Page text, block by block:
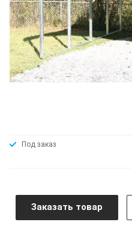
Под заказ
Заказать товар